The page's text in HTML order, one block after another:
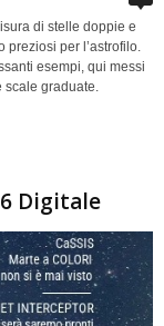
di stelle doppie e
preziosi per l’astrofilo.
esempi, qui messi
scale graduate.
Digitale